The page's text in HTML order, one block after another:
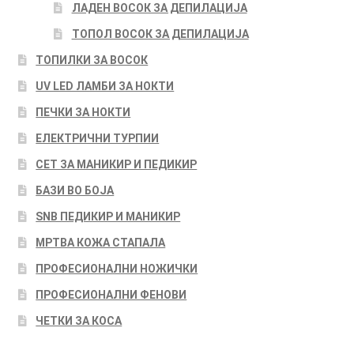
ЛАДЕН ВОСОК ЗА ДЕПИЛАЦИЈА
ТОПОЛ ВОСОК ЗА ДЕПИЛАЦИЈА
ТОПИЛКИ ЗА ВОСОК
UV LED ЛАМБИ ЗА НОКТИ
ПЕЧКИ ЗА НОКТИ
ЕЛЕКТРИЧНИ ТУРПИИ
СЕТ ЗА МАНИКИР И ПЕДИКИР
БАЗИ ВО БОЈА
SNB ПЕДИКИР И МАНИКИР
МРТВА КОЖА СТАПАЛА
ПРОФЕСИОНАЛНИ НОЖИЧКИ
ПРОФЕСИОНАЛНИ ФЕНОВИ
ЧЕТКИ ЗА КОСА